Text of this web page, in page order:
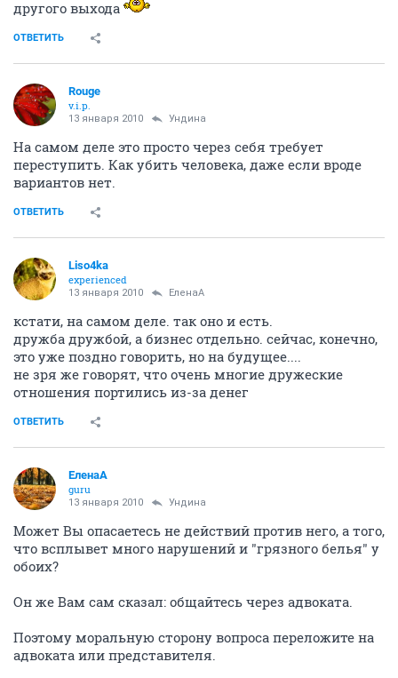
другого выхода
ОТВЕТИТЬ
Rouge
v.i.p.
13 января 2010 Ундина
На самом деле это просто через себя требует
переступить. Как убить человека, даже если вроде
вариантов нет.
ОТВЕТИТЬ
Liso4ka
experienced
13 января 2010 ЕленаА
кстати, на самом деле. так оно и есть.
дружба дружбой, а бизнес отдельно. сейчас, конечно,
это уже поздно говорить, но на будущее....
не зря же говорят, что очень многие дружеские
отношения портились из-за денег
ОТВЕТИТЬ
ЕленаА
guru
13 января 2010 Ундина
Может Вы опасаетесь не действий против него, а того,
что всплывет много нарушений и "грязного белья" у
обоих?
Он же Вам сам сказал: общайтесь через адвоката.
Поэтому моральную сторону вопроса переложите на
адвоката или представителя.